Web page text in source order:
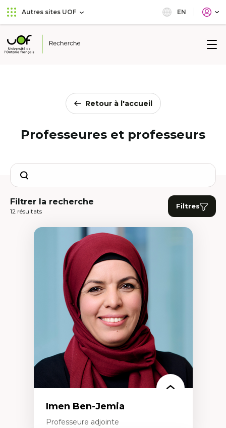
Aller
au
principal
Passer
au
Autres sites UOF EN
Université
Retour à l'accueil
Professeures et professeurs
Search
Filtrer la recherche
12 résultats
Filtres
Imen Ben-Jemia
Professeure adjointe